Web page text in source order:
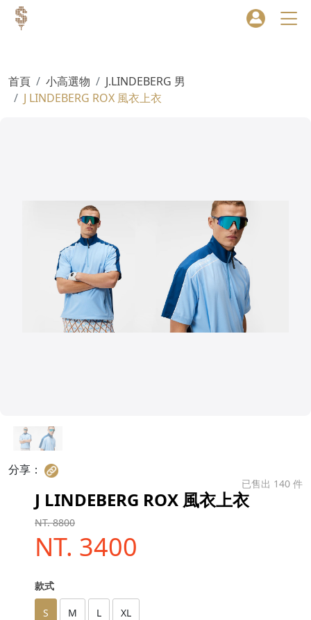
首頁 小高選物
J.LINDEBERG 男
J LINDEBERG ROX 風衣上衣
分享：
已售出 140 件
J LINDEBERG ROX 風衣上衣
NT. 8800
NT. 3400
款式
S M L XL